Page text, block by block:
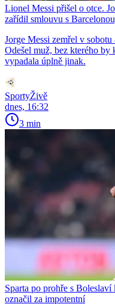
Lionel Messi přišel o otce.
zařídil smlouvu s
Jorge Messi zemřel v
Odešel muž, bez kterého
vypadala úplně jinak.
SportyŽivě
dnes, 16:32
3 min
Sparta po prohře s
označil za impotentní